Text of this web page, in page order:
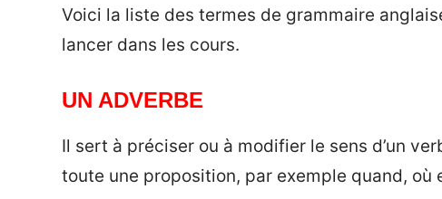
Voici la liste des termes de grammaire
lancer dans les cours.
UN ADVERBE
Il sert à préciser ou à modifier le sens d’un
toute une proposition, par exemple quand, où